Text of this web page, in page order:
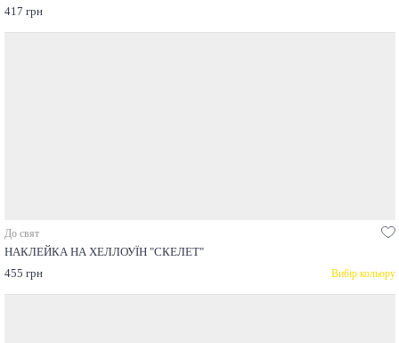
417 грн
До свят
НАКЛЕЙКА НА ХЕЛЛОУЇН "СКЕЛЕТ"
455 грн
Вибір кольору